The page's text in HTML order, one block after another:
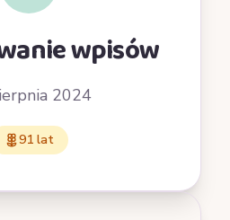
wpisów
2024
91 lat